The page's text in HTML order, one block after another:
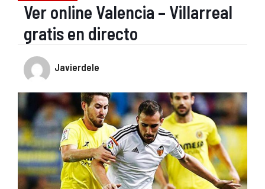
Ver online Valencia – Villarreal
gratis en directo
Javierdele